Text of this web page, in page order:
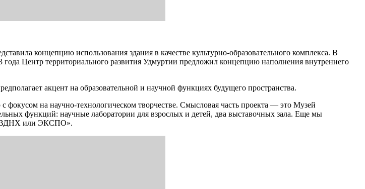
концепцию использования здания в качестве культурно-образовательного комплекса. В
Центр территориального развития Удмуртии предложил концепцию наполнения внутреннего
акцент на образовательной и научной функциях будущего пространства.
на научно-технологическом творчестве. Смысловая часть проекта — это Музей
функций: научные лаборатории для взрослых и детей, два выставочных зала. Еще мы
ВДНХ или ЭКСПО».